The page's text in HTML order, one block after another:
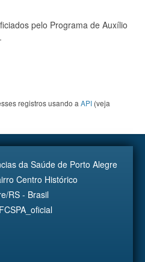
pelo Programa de Auxílio
registros usando a API (veja
da Saúde de Porto Alegre
Centro Histórico
RS - Brasil